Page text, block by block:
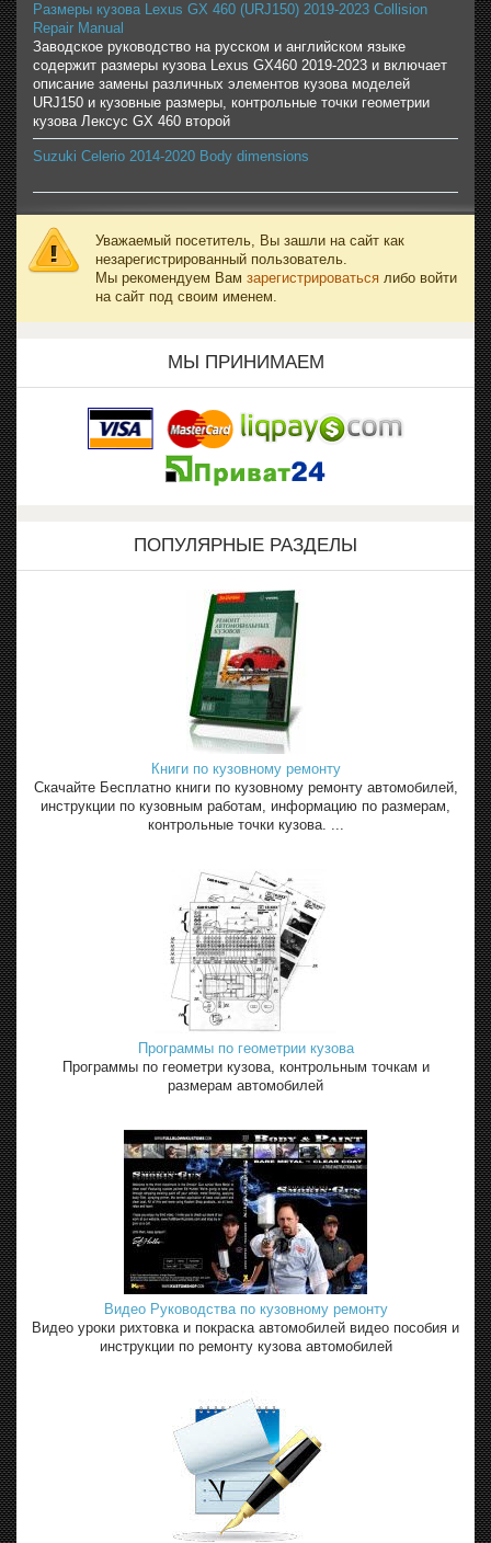
Размеры кузова Lexus GX 460 (URJ150) 2019-2023 Collision
Repair Manual
Заводское руководство на русском и английском языке
содержит размеры кузова Lexus GX460 2019-2023 и включает
описание замены различных элементов кузова моделей
URJ150 и кузовные размеры, контрольные точки геометрии
кузова Лексус GX 460 второй
Suzuki Celerio 2014-2020 Body dimensions
Уважаемый посетитель, Вы зашли на сайт как
незарегистрированный пользователь.
Мы рекомендуем Вам зарегистрироваться либо войти
на сайт под своим именем.
МЫ ПРИНИМАЕМ
ПОПУЛЯРНЫЕ РАЗДЕЛЫ
Книги по кузовному ремонту
Скачайте Бесплатно книги по кузовному ремонту автомобилей,
инструкции по кузовным работам, информацию по размерам,
контрольные точки кузова. ...
Программы по геометрии кузова
Программы по геометри кузова, контрольным точкам и
размерам автомобилей
Видео Руководства по кузовному ремонту
Видео уроки рихтовка и покраска автомобилей видео пособия и
инструкции по ремонту кузова автомобилей